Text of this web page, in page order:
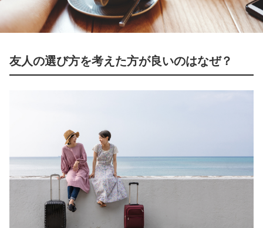
友人の選び方を考えた方が良いのはなぜ？